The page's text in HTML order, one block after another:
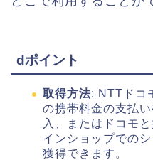
dポイント
取得方法: NTTドコ
の携帯料金の支払
入、またはドコモ
インショップでの
獲得できます。